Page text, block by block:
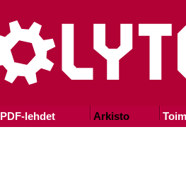
PDF-lehdet Arkisto